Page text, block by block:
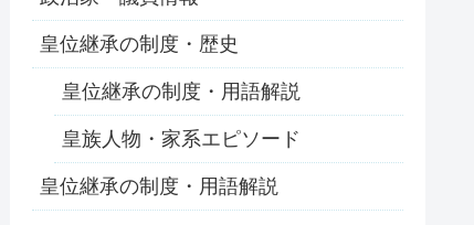
皇位継承の制度・歴史
皇位継承の制度・用語解説
皇族人物・家系エピソード
皇位継承の制度・用語解説